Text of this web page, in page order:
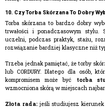
10. Czy Torba Skórzana To Dobry
Torba skórzana to bardzo dobry
trwałości i ponadczasowym
uczelni, podczas praktyk, stażu,
rozwiązanie bardziej klasyczne niż
Trzeba jednak pamiętać, że torby
lub CORDURY. Dlatego dla osób,
kompromisem może być torba
wzmocniona skórą w miejscach
Złota rada: jeśli studiujesz kierunek